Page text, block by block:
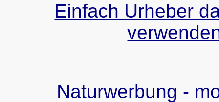
Einfach Urheber
Naturwerbung -